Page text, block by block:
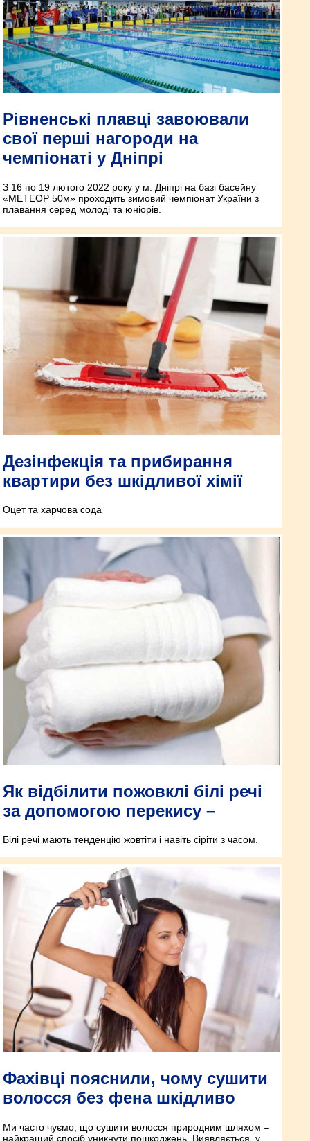
Рівненські плавці завоювали
свої перші нагороди на
чемпіонаті у Дніпрі
З 16 по 19 лютого 2022 року у м. Дніпрі на базі басейну
«МЕТЕОР 50м» проходить зимовий чемпіонат України з
плавання серед молоді та юніорів.
Дезінфекція та прибирання
квартири без шкідливої хімії
Оцет та харчова сода
Як відбілити пожовклі білі речі
за допомогою перекису –
Білі речі мають тенденцію жовтіти і навіть сіріти з часом.
Фахівці пояснили, чому сушити
волосся без фена шкідливо
Ми часто чуємо, що сушити волосся природним шляхом –
найкращий спосіб уникнути пошкоджень. Виявляється, у